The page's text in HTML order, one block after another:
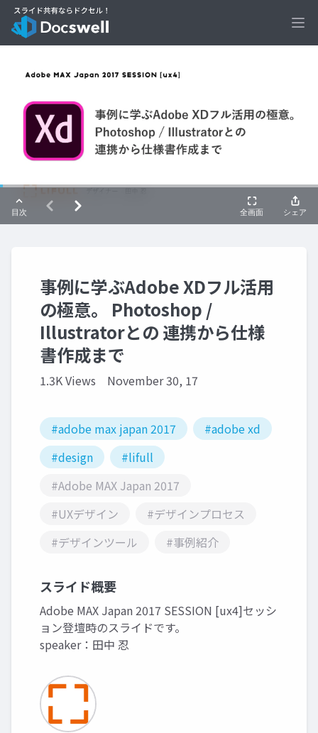
事例に学ぶAdobe XDフル活用
の極意。 Photoshop /
Illustratorとの 連携から仕様
書作成まで
1.3K Views November 30, 17
#adobe max japan 2017
#adobe xd
#design
#lifull
#Adobe MAX Japan 2017
#UXデザイン
#デザインプロセス
#デザインツール
#事例紹介
スライド概要
Adobe MAX Japan 2017 SESSION [ux4]セッシ
ョン登壇時のスライドです。
speaker：田中 忍